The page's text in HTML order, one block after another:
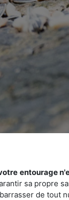
entourage
sa propre
de tout